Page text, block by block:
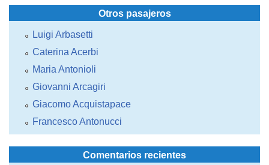
Otros pasajeros
Luigi Arbasetti
Caterina Acerbi
Maria Antonioli
Giovanni Arcagiri
Giacomo Acquistapace
Francesco Antonucci
Comentarios recientes